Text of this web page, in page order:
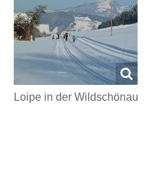
Loipe in der Wildschönau